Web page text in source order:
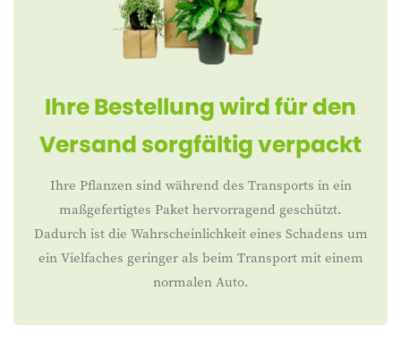
Ihre Bestellung wird für den
Versand sorgfältig verpackt
Ihre Pflanzen sind während des Transports in ein
maßgefertigtes Paket hervorragend geschützt.
Dadurch ist die Wahrscheinlichkeit eines Schadens um
ein Vielfaches geringer als beim Transport mit einem
normalen Auto.